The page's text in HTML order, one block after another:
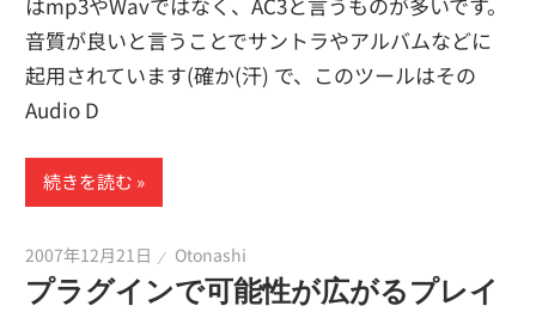
音質が良いと言うことでサントラやアルバムなどに
起用されています(確か(汗) で、このツールはその
Audio D
続きを読む
2007年12月21日 Otonashi
プラグインで可能性が広がるプレイ